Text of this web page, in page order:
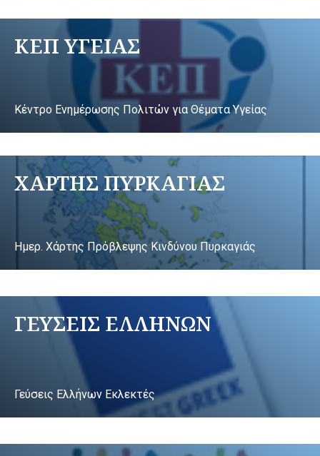
ΚΕΠ ΥΓΕΙΑΣ
Κέντρο Ενημέρωσης Πολιτών για Θέματα Υγείας
ΧΑΡΤΗΣ ΠΥΡΚΑΓΙΑΣ
Ημερ. Χάρτης Πρόβλεψης Κινδύνου Πυρκαγιάς
ΓΕΥΣΕΙΣ ΕΛΛΗΝΩΝ
Γεύσεις Ελλήνων Εκλεκτές